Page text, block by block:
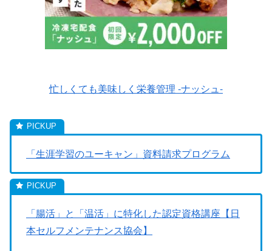
忙しくても美味しく栄養管理 -ナッシュ-
「生涯学習のユーキャン」資料請求プログラム
「腸活」と「温活」に特化した認定資格講座【日
本セルフメンテナンス協会】